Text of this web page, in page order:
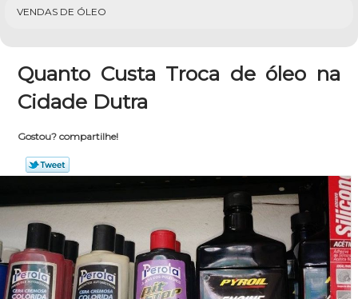
VENDAS DE ÓLEO
Quanto Custa Troca de óleo na
Cidade Dutra
Gostou? compartilhe!